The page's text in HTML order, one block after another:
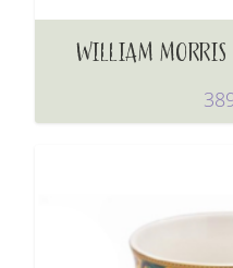
WILLIAM MORRIS